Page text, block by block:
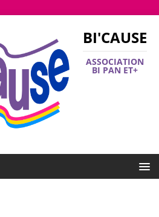
BI'CAUSE
ASSOCIATION
BI PAN ET+